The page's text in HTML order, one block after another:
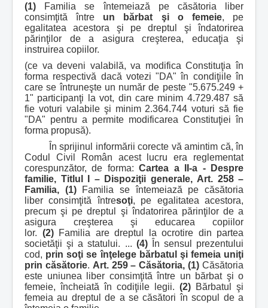
(1) Familia se întemeiază pe căsătoria liber
consimţită între un bărbat şi o femeie, pe
egalitatea acestora şi pe dreptul şi îndatorirea
părinţilor de a asigura creşterea, educaţia şi
instruirea copiilor.
(ce va deveni valabilă, va modifica Constituţia în
forma respectivă dacă votezi "DA" în condiţiile în
care se întruneşte un număr de peste "5.675.249 +
1" participanţi la vot, din care minim 4.729.487 să
fie voturi valabile şi minim 2.364.744 voturi să fie
"DA" pentru a permite modificarea Constituţiei în
forma propusă).
În sprijinul informării corecte vă amintim că, în
Codul Civil Român acest lucru era reglementat
corespunzător, de forma:Cartea a II-a -
Despre
familie, Titlul I – Dispoziţii generale, Art. 258 –
Familia, (1)Familia se întemeiază pe căsătoria
liber consimţită întresoţi, pe egalitatea acestora,
precum şi pe dreptul şi îndatorirea părinţilor de a
asigura creşterea şi educarea copiilor
lor. (2)Familia are dreptul la ocrotire din partea
societăţii şi a statului. ... (4)În sensul prezentului
cod, prin soţi se înţelege bărbatul şi femeia uniţi
prin căsătorie. Art. 259 – Căsătoria,(1) Căsătoria
este uniunea liber consimţită între un bărbat şi o
femeie, încheiată în codiţiile legii. (2) Bărbatul şi
femeia au dreptul de a se căsători în scopul de a